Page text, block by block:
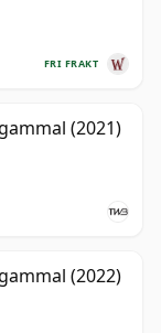
FRI FRAKT
(2021)
(2022)